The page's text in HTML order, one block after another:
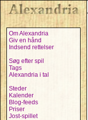
Om Alexandria
Giv en hånd
Indsend rettelser
Søg efter spil
Tags
Alexandria i tal
Steder
Kalender
Blog-feeds
Priser
Jost-spillet